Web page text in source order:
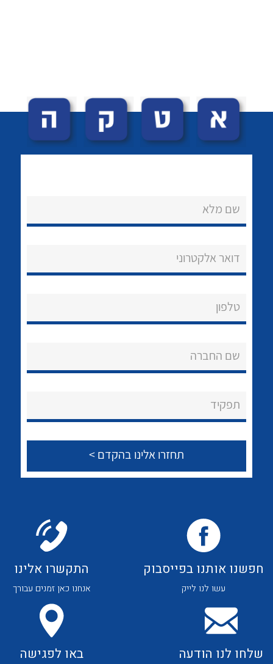
הצוות שלנו
שירותי תמיכה
לכל מוצרי היצרן לכל מוצרי היצרן
לכל מוצרי היצרן לכל מוצרי היצרן
לכל מוצרי היצרן לכל מוצרי היצרן
שם מלא
דואר אלקטרוני
טלפון
שם החברה
תפקיד
חפשנו אותנו בפייסבוק
עשו לנו לייק
התקשרו אלינו
אנחנו כאן זמנים עבורך
שלחו לנו הודעה באו לפגישה